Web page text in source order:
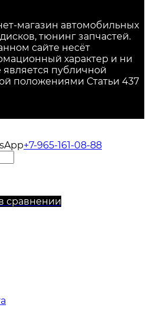
магазин автомобильных
тюнинг запчастей.
сайте несёт
характер и ни
является публичной
положениями Статьи 437
+7-965-161-08-88
сравнении